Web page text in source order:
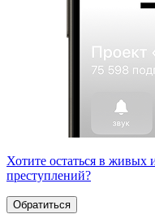
Хотите остаться в живых
преступлений?
Обратиться